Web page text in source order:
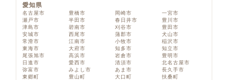
愛知県
名古屋市 豊橋市 岡崎市
一宮市
瀬戸市
半田市 春日井市
豊川市
津島市
碧南市 刈谷市
豊田市
安城市
西尾市 蒲郡市
犬山市
常滑市
江南市 小牧市
稲沢市
東海市
大府市 知多市
知立市
尾張旭市
高浜市 岩倉市
豊明市
日進市
愛西市 清須市
北名古屋市
弥富市
みよし市 あま市
長久手市
東郷町
豊山町 大口町
扶桑町